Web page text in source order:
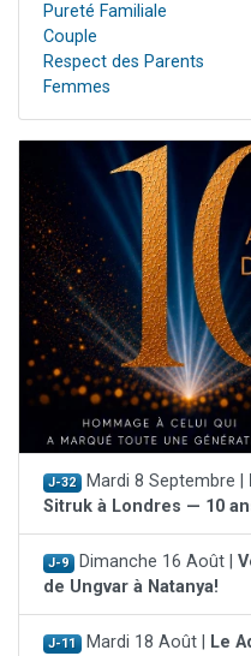
Pureté Familiale
Couple
Respect des Parents
Femmes
J-32 Mardi 8 Septembre |
Sitruk à Londres — 10
J-9 Dimanche 16 Août |
de Ungvar à Natanya!
J-11 Mardi 18 Août |
Le